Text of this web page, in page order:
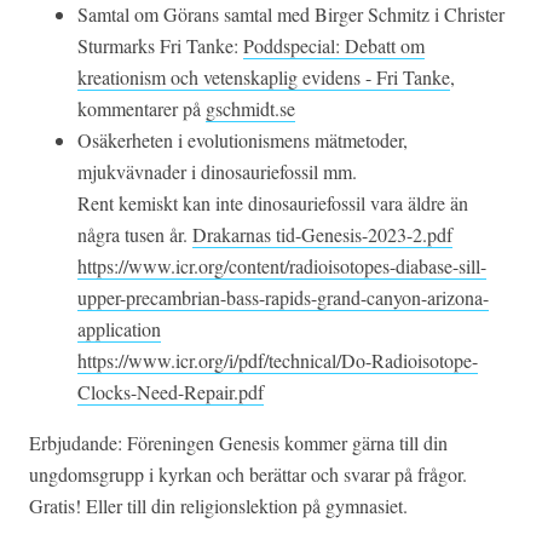
Samtal om Görans samtal med Birger Schmitz i Christer
Sturmarks Fri Tanke: Poddspecial: Debatt om
kreationism och vetenskaplig evidens - Fri Tanke,
kommentarer på gschmidt.se
Osäkerheten i evolutionismens mätmetoder,
mjukvävnader i dinosauriefossil mm.
Rent kemiskt kan inte dinosauriefossil vara äldre än
några tusen år. Drakarnas tid-Genesis-2023-2.pdf
https://www.icr.org/content/radioisotopes-diabase-sill-
upper-precambrian-bass-rapids-grand-canyon-arizona-
application
https://www.icr.org/i/pdf/technical/Do-Radioisotope-
Clocks-Need-Repair.pdf
Erbjudande: Föreningen Genesis kommer gärna till din
ungdomsgrupp i kyrkan och berättar och svarar på frågor.
Gratis! Eller till din religionslektion på gymnasiet.